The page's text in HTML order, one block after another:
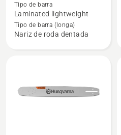
sobre
Barra
laminada
SM
Tipo de barra
Laminated lightweight
Tipo de barra (longa)
Nariz de roda dentada